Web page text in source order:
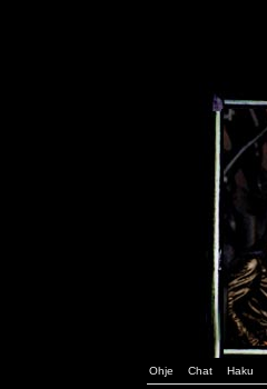
Ohje Chat Haku